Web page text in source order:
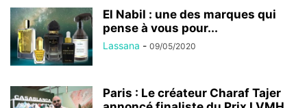
El Nabil : une des marques qui
pense à vous pour...
Lassana - 09/05/2020
Paris : Le créateur Charaf Tajer